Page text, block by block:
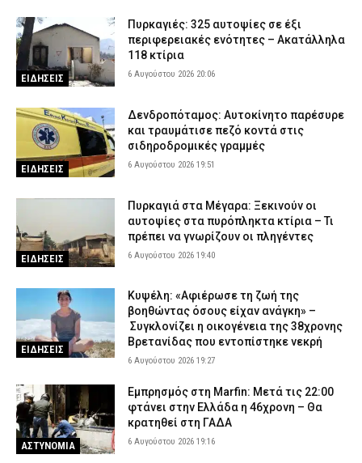
ΕΙΔΗΣΕΙΣ
Πυρκαγιές: 325 αυτοψίες σε έξι
περιφερειακές ενότητες – Ακατάλληλα
118 κτίρια
6 Αυγούστου 2026 20:06
ΕΙΔΗΣΕΙΣ
Δενδροπόταμος: Αυτοκίνητο παρέσυρε
και τραυμάτισε πεζό κοντά στις
σιδηροδρομικές γραμμές
6 Αυγούστου 2026 19:51
ΕΙΔΗΣΕΙΣ
Πυρκαγιά στα Μέγαρα: Ξεκινούν οι
αυτοψίες στα πυρόπληκτα κτίρια – Τι
πρέπει να γνωρίζουν οι πληγέντες
6 Αυγούστου 2026 19:40
ΕΙΔΗΣΕΙΣ
Κυψέλη: «Αφιέρωσε τη ζωή της
βοηθώντας όσους είχαν ανάγκη» –
Συγκλονίζει η οικογένεια της 38χρονης
Βρετανίδας που εντοπίστηκε νεκρή
6 Αυγούστου 2026 19:27
ΑΣΤΥΝΟΜΙΑ
Εμπρησμός στη Marfin: Μετά τις 22:00
φτάνει στην Ελλάδα η 46χρονη – Θα
κρατηθεί στη ΓΑΔΑ
6 Αυγούστου 2026 19:16